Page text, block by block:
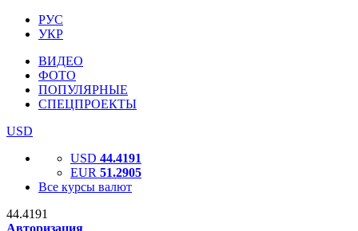
РУС
УКР
ВИДЕО
ФОТО
ПОПУЛЯРНЫЕ
СПЕЦПРОЕКТЫ
USD
USD 44.4191
EUR 51.2905
Все курсы валют
44.4191
Авторизация